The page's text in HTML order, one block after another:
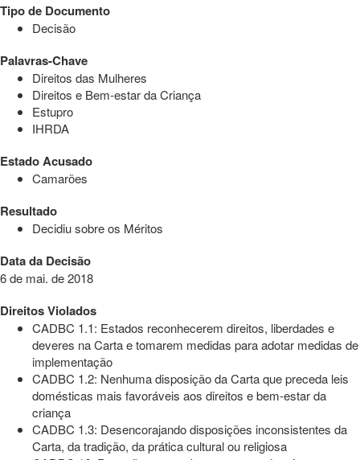
Tipo de Documento
Decisão
Palavras-Chave
Direitos das Mulheres
Direitos e Bem-estar da Criança
Estupro
IHRDA
Estado Acusado
Camarões
Resultado
Decidiu sobre os Méritos
Data da Decisão
6 de mai. de 2018
Direitos Violados
CADBC 1.1: Estados reconhecerem direitos, liberdades e
deveres na Carta e tomarem medidas para adotar medidas de
implementação
CADBC 1.2: Nenhuma disposição da Carta que preceda leis
domésticas mais favoráveis aos direitos e bem-estar da
criança
CADBC 1.3: Desencorajando disposições inconsistentes da
Carta, da tradição, da prática cultural ou religiosa